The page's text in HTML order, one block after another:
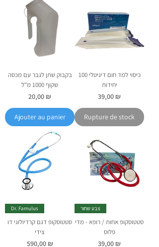
בקבוק שתן לגבר עם מכסה
שקוף 1000 מ"ל
Prix
20,00 ₪
Ajouter au panier
כיסוי למד חום דיגיטלי 100
יחידות
Prix
39,00 ₪
Rupture de stock
Dr. Famulus
סטטוסקופ דגם קרדיולוגי דו
צידי
Prix
590,00 ₪
צבע שחור
סטטוסקופ אחות / רופא - מדי
פלוס
Prix
39,00 ₪